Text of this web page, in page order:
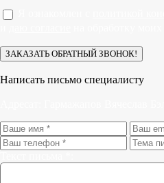
Написать письмо специалисту